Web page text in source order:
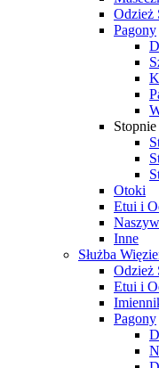
Odzież
Pagony
Otoki
Etui i
Inne
Służba
Odzież
Etui i
Pagony